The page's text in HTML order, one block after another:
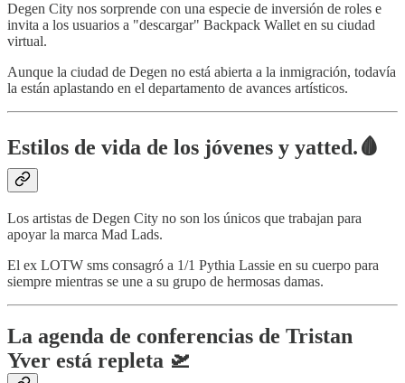
Degen City nos sorprende con una especie de inversión de roles e
invita a los usuarios a "descargar" Backpack Wallet en su ciudad
virtual.
Aunque la ciudad de Degen no está abierta a la inmigración, todavía
la están aplastando en el departamento de avances artísticos.
Estilos de vida de los jóvenes y yatted.🩸
Los artistas de Degen City no son los únicos que trabajan para
apoyar la marca Mad Lads.
El ex LOTW sms consagró a 1/1 Pythia Lassie en su cuerpo para
siempre mientras se une a su grupo de hermosas damas.
La agenda de conferencias de Tristan
Yver está repleta 🛫